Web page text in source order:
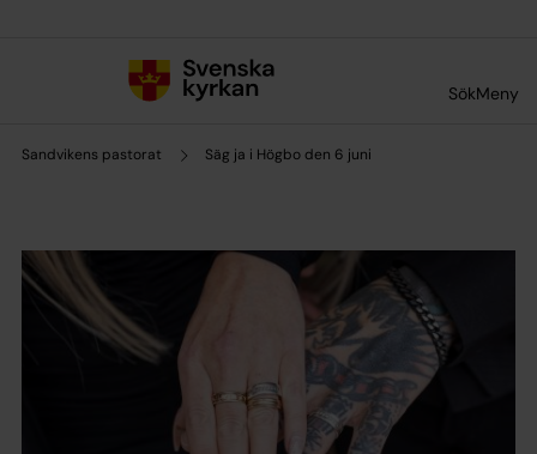
SökMeny
Sandvikens pastorat Säg ja i Högbo den 6 juni